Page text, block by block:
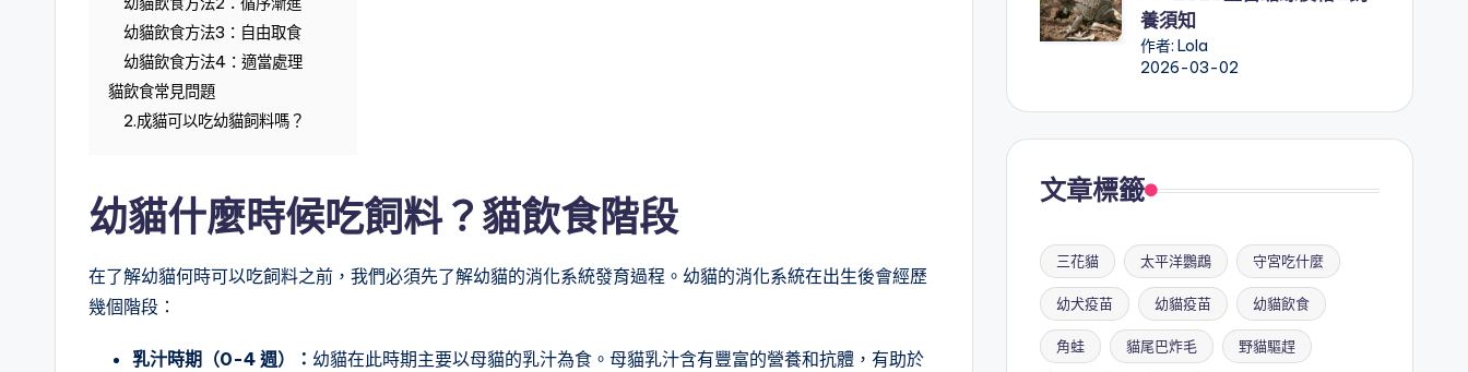
幼貓飲食方法3：自由取食
幼貓飲食方法4：適當處理
貓飲食常見問題
2.成貓可以吃幼貓飼料嗎？
幼貓什麼時候吃飼料？貓飲食階段
在了解幼貓何時可以吃飼料之前，我們必須先了解幼貓的消化系統發育過程。幼貓的消化系統在出生後會經歷
幾個階段：
乳汁時期（0-4 週）： 幼貓在此時期主要以母貓的乳汁為食。母貓乳汁含有豐富的營養和抗體，有助於
養須知
作者: Lola
2026-03-02
文章標籤
三花貓 太平洋鸚鵡 守宮吃什麼
幼犬疫苗 幼貓疫苗 幼貓飲食
角蛙 貓尾巴炸毛 野貓驅趕